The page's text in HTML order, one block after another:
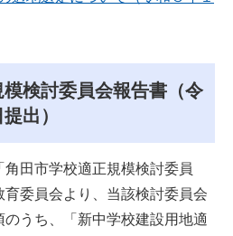
検討委員会報告書（令
出）
田市学校適正規模検討委員
委員会より、当該検討委員会
うち、「新中学校建設用地適